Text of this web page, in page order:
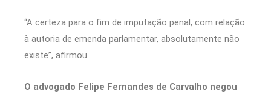
“A certeza para o fim de imputação penal, com relação
à autoria de emenda parlamentar, absolutamente não
existe”, afirmou.
O advogado Felipe Fernandes de Carvalho negou